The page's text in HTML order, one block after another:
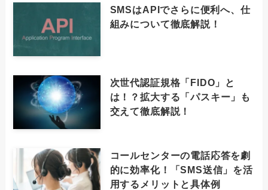
SMSはAPIでさらに便利へ、仕
組みについて徹底解説！
次世代認証規格「FIDO」と
は！？拡大する「パスキー」も
交えて徹底解説！
コールセンターの電話応答を劇
的に効率化！「SMS送信」を活
用するメリットと具体例